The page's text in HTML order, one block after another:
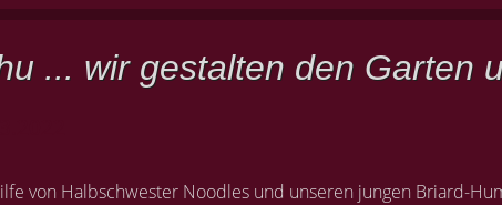
... wir gestalten den Garten
von Halbschwester Noodles und unseren jungen Briard-